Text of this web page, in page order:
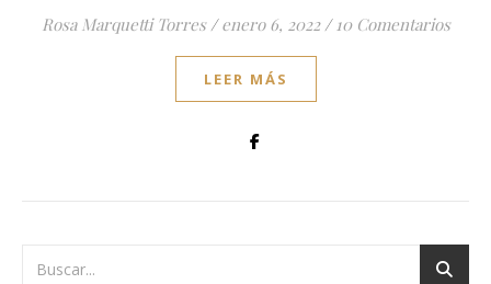
Rosa Marquetti Torres / enero 6, 2022 / 10 Comentarios
LEER MÁS